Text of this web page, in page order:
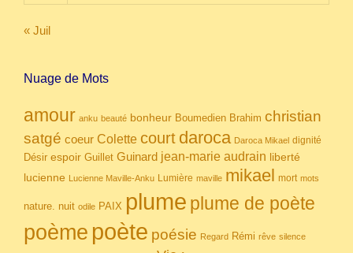
« Juil
Nuage de Mots
amour anku beauté bonheur Boumedien Brahim christian
satgé coeur Colette court daroca Daroca Mikael dignité
Désir espoir Guillet Guinard jean-marie audrain liberté
lucienne Lucienne Maville-Anku Lumière maville mikael mort mots
nature. nuit odile PAIX plume plume de poète
poème poète poésie Regard Rémi rêve silence